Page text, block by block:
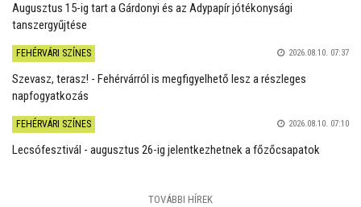
Augusztus 15-ig tart a Gárdonyi és az Adypapír jótékonysági
tanszergyűjtése
FEHÉRVÁRI SZÍNES 2026.08.10. 07:37
Szevasz, terasz! - Fehérvárról is megfigyelhető lesz a részleges
napfogyatkozás
FEHÉRVÁRI SZÍNES 2026.08.10. 07:10
Lecsófesztivál - augusztus 26-ig jelentkezhetnek a főzőcsapatok
TOVÁBBI HÍREK